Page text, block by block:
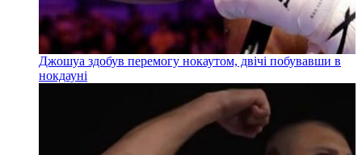
Джошуа здобув перемогу нокаутом, двічі побувавши в
нокдауні